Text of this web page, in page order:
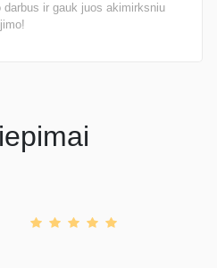
darbus ir gauk juos akimirksniu